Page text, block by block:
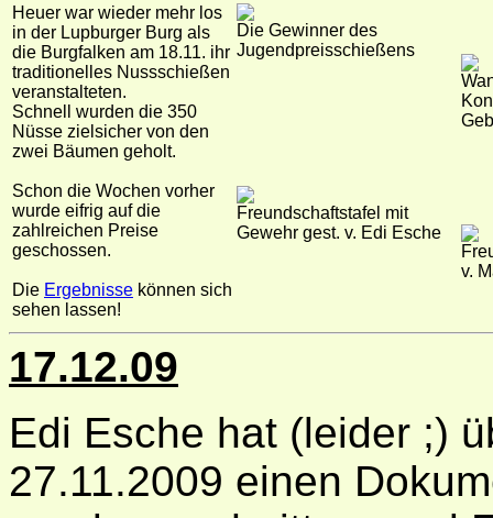
Heuer war wieder mehr los
in der Lupburger Burg als
die Burgfalken am 18.11. ihr
traditionelles Nussschießen
veranstalteten.
Schnell wurden die 350
Nüsse zielsicher von den
zwei Bäumen geholt.
Schon die Wochen vorher
wurde eifrig auf die
zahlreichen Preise
geschossen.
Die Ergebnisse können sich
sehen lassen!
Die Gewinner des
Jugendpreisschießens
Freundschaftstafel mit
Gewehr gest. v. Edi Esche
v.
17.12.09
Edi Esche hat (leider ;)
27.11.2009 einen